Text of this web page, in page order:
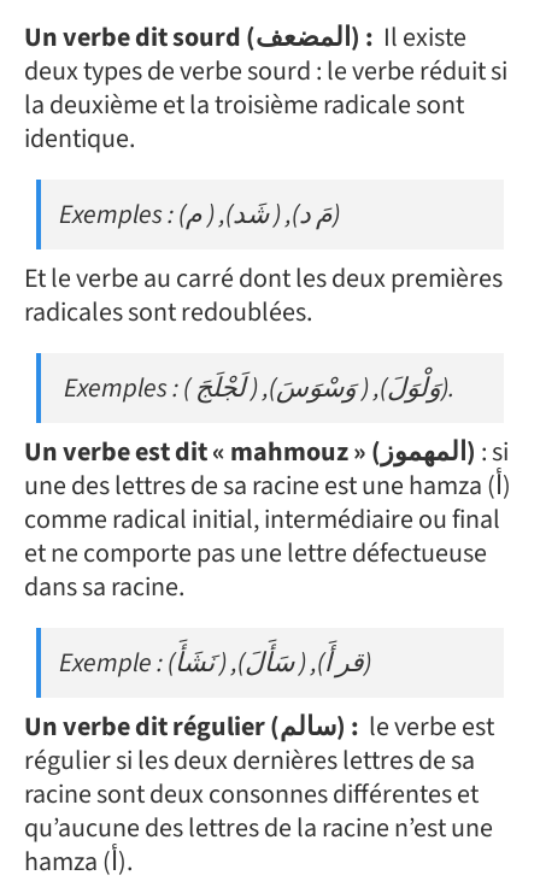
Un verbe dit sourd (المضعف) : Il existe
deux types de verbe sourd : le verbe réduit si
la deuxième et la troisième radicale sont
identique.
Exemples : (م ) ,(شَد ) ,(مَ د)
Et le verbe au carré dont les deux premières
radicales sont redoublées.
Exemples : ( لَجْلَجَ ) ,(وَسْوَسَ ) ,(وَلْوَلَ).
Un verbe est dit « mahmouz » (المهموز) : si
une des lettres de sa racine est une hamza (أ)
comme radical initial, intermédiaire ou final
et ne comporte pas une lettre défectueuse
dans sa racine.
Exemple : (نَشَأَ ) ,(سَأَلَ ) ,(قر أَ)
Un verbe dit régulier (سالم) : le verbe est
régulier si les deux dernières lettres de sa
racine sont deux consonnes différentes et
qu’aucune des lettres de la racine n’est une
hamza (أ).